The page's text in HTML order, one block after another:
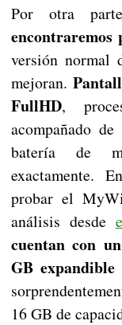
Por otra
encontraremos
versión normal
mejoran.
FullHD,
acompañado de
batería de
exactamente.
probar el
análisis desde
cuentan con
GB
16 GB de